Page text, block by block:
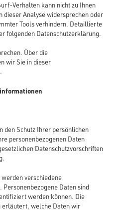
Verhalten kann nicht zu Ihnen
Analyse widersprechen oder
Tools verhindern. Detaillierte
folgenden Datenschutzerklärung.
Über die
wir Sie in dieser
den Schutz Ihrer persönlichen
personenbezogenen Daten
Datenschutzvorschriften
verschiedene
Personenbezogene Daten sind
werden können. Die
erläutert, welche Daten wir